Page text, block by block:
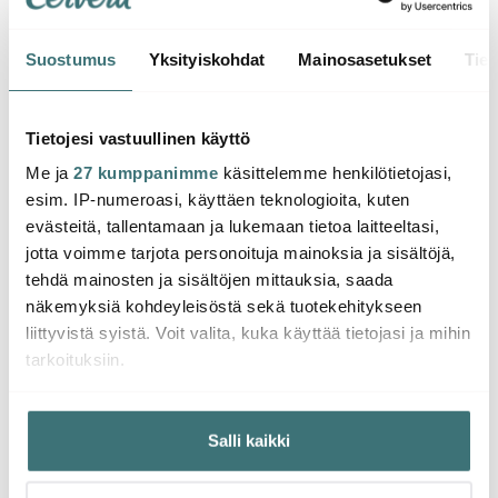
Suostumus Yksityiskohdat Mainosasetukset
Tietojesi vastuullinen käyttö
Me ja 27 kumppanimme käsittelemme henkilötietojasi,
esim. IP-numeroasi, käyttäen teknologioita, kuten
evästeitä, tallentamaan ja lukemaan tietoa laitteeltasi,
jotta voimme tarjota personoituja mainoksia ja sisältöjä,
tehdä mainosten ja sisältöjen mittauksia, saada
näkemyksiä kohdeyleisöstä sekä tuotekehitykseen
liittyvistä syistä. Voit valita, kuka käyttää tietojasi ja mihin
tarkoituksiin.
Jos sallit, haluamme myös tehdä seuraavia:
Kerätä tietoja maantieteellisestä sijainnistasi,
mahdollisesti muutaman metrin tarkkuudella
Salli kaikki
Le Creuset Kauhan
21.00 €
Saatavilla
Suola- ja Pippurimylly
109.00 €
Saatavilla
Saatat pitää myös näistä